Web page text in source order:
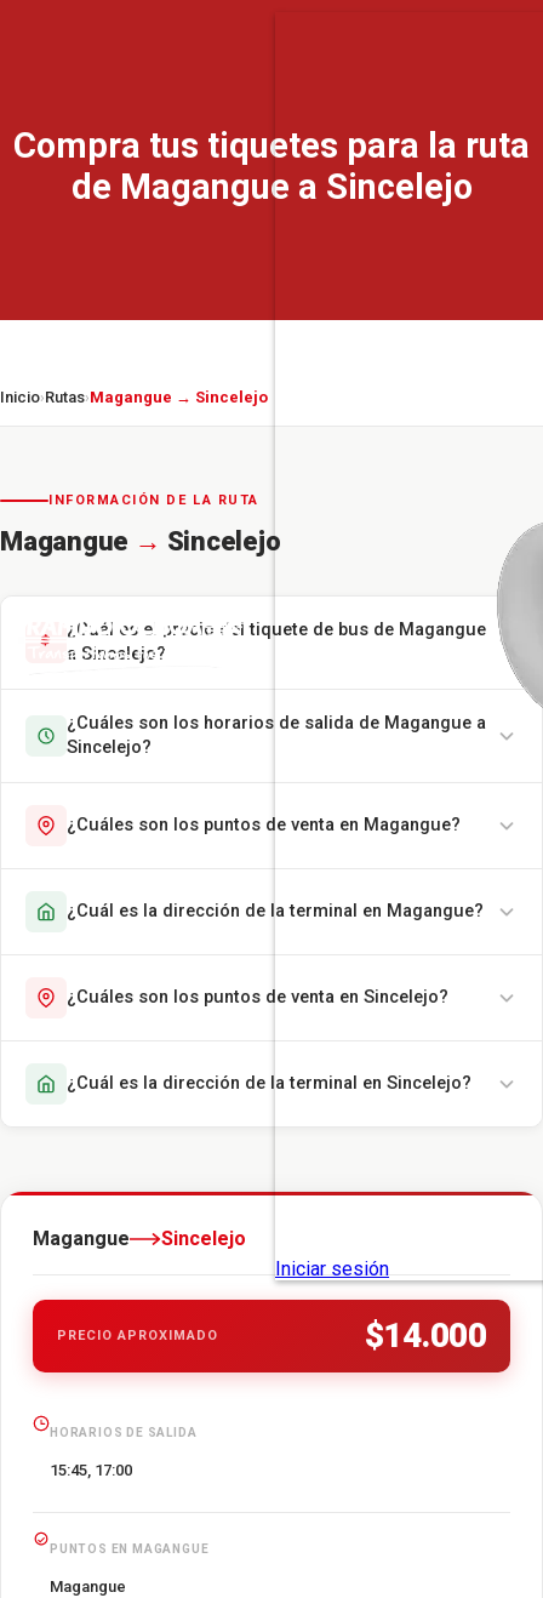
Compra tus tiquetes para la ruta
de Magangue a Sincelejo
Inicio›Rutas›Magangue → Sincelejo
INFORMACIÓN DE LA RUTA
Magangue → Sincelejo
¿Cuál es el precio del tiquete de bus de Magangue
a Sincelejo?
¿Cuáles son los horarios de salida de Magangue a
Sincelejo?
¿Cuáles son los puntos de venta en Magangue?
¿Cuál es la dirección de la terminal en Magangue?
¿Cuáles son los puntos de venta en Sincelejo?
¿Cuál es la dirección de la terminal en Sincelejo?
Magangue Sincelejo
PRECIO APROXIMADO $14.000
HORARIOS DE SALIDA
15:45, 17:00
PUNTOS EN MAGANGUE
Magangue